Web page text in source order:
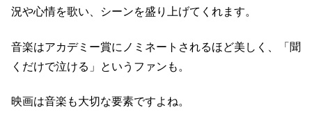
況や心情を歌い、シーンを盛り上げてくれます。
音楽はアカデミー賞にノミネートされるほど美しく、「聞
くだけで泣ける」というファンも。
映画は音楽も大切な要素ですよね。